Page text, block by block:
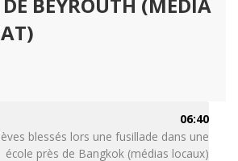
06:40
blessés lors une fusillade dans une
école près de Bangkok (médias locaux)